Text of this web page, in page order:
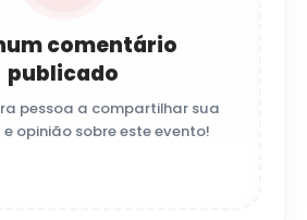
comentário
publicado
pessoa a compartilhar sua
opinião sobre este evento!